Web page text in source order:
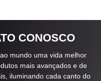
CONOSCO
mundo uma vida melhor
mais avançados e de
iluminando cada canto do